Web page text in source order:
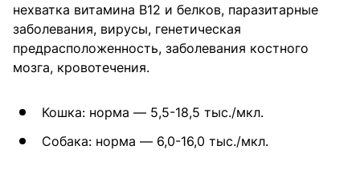
нехватка витамина B12 и белков, паразитарные
заболевания, вирусы, генетическая
предрасположенность, заболевания костного
мозга, кровотечения.
Кошка: норма — 5,5-18,5 тыс./мкл.
Собака: норма — 6,0-16,0 тыс./мкл.